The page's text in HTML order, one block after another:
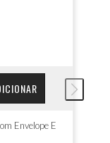
Envelope E